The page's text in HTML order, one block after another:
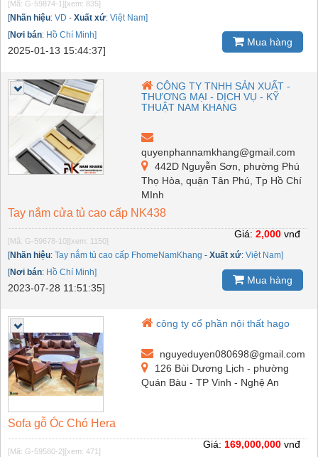
[Mã: G-59874-1] [xem: 835]
[Nhãn hiệu: VD - Xuất xứ: Việt Nam]
[Nơi bán: Hồ Chí Minh]
2025-01-13 15:44:37]
Mua hàng
CÔNG TY TNHH SẢN XUẤT -
THƯƠNG MẠI - DỊCH VỤ - KỸ
THUẬT NAM KHANG
quyenphannamkhang@gmail.com
442D Nguyễn Sơn, phường Phú
Thọ Hòa, quận Tân Phú, Tp Hồ Chí
MInh
Tay nắm cửa tủ cao cấp NK438
[Mã: G-59678-10] [xem: 1150]
[Nhãn hiệu: Tay nắm tủ cao cấp FhomeNamKhang - Xuất xứ: Việt Nam]
[Nơi bán: Hồ Chí Minh]
2023-07-28 11:51:35]
Giá: 2,000 vnđ
Mua hàng
công ty cổ phần nội thất hago
nguyeduyen080698@gmail.com
126 Bùi Dương Lịch - phường
Quán Bàu - TP Vinh - Nghệ An
Sofa gỗ Óc Chó Hera
[Mã: G-59580-2] [xem: 471]
Giá: 169,000,000 vnđ